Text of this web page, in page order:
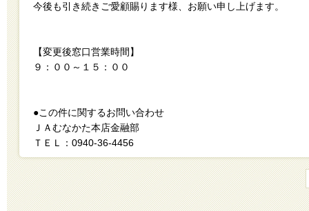
今後も引き続きご愛顧賜ります様、お願い申し上げます。
【変更後窓口営業時間】
９：００～１５：００
●この件に関するお問い合わせ
ＪＡむなかた本店金融部
ＴＥＬ：0940-36-4456